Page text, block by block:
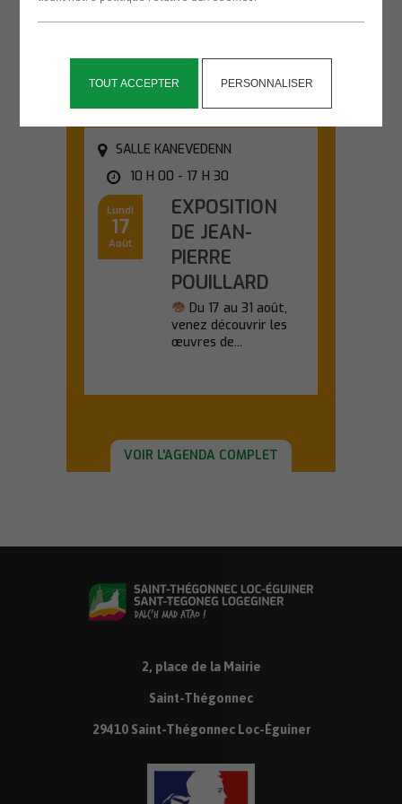
TOUT ACCEPTER PERSONNALISER
chauves-souris lors
SALLE KANEVEDENN
10 H 00 - 17 H 30
Lundi
17
Août
EXPOSITION
DE JEAN-
PIERRE
POUILLARD
Du 17 au 31 août,
venez découvrir les
œuvres de...
VOIR L'AGENDA COMPLET
2, place de la Mairie
Saint-Thégonnec
29410 Saint-Thégonnec Loc-Éguiner